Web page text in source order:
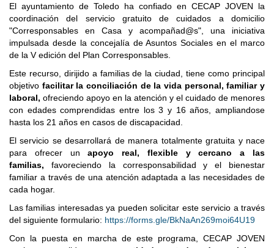
El ayuntamiento de Toledo ha confiado en CECAP JOVEN la
coordinación del servicio gratuito de cuidados a domicilio
"Corresponsables en Casa y acompañad@s", una iniciativa
impulsada desde la concejalía de Asuntos Sociales en el marco
de la V edición del Plan Corresponsables.
Este recurso, dirijido a familias de la ciudad, tiene como principal
objetivo facilitar la conciliación de la vida personal, familiar y
laboral, ofreciendo apoyo en la atención y el cuidado de menores
con edades comprendidas entre los 3 y 16 años, ampliandose
hasta los 21 años en casos de discapacidad.
El servicio se desarrollará de manera totalmente gratuita y nace
para ofrecer unapoyo real, flexible y cercano a las
familias, favoreciendo la corresponsabilidad y el bienestar
familiar a través de una atención adaptada a las necesidades de
cada hogar.
Las familias interesadas ya pueden solicitar este servicio a través
del siguiente formulario: https://forms.gle/BkNaAn269moi64U19
Con la puesta en marcha de este programa, CECAP JOVEN